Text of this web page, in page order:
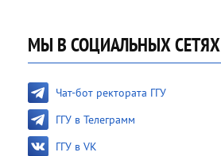
МЫ В СОЦИАЛЬНЫХ СЕТЯХ
Чат-бот ректората ГГУ
ГГУ в Телеграмм
ГГУ в VK